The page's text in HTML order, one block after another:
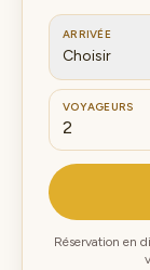
ARRIVÉE
Choisir
VOYAGEURS
Réservation en